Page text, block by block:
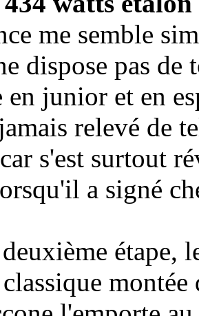
me semble
dispose pas de
en junior et en
relevé de
s'est surtout
a signé
étape,